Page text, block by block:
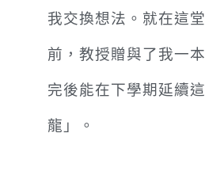
我交換想法。就在這
前，教授贈與了我一
完後能在下學期延續
龍」。